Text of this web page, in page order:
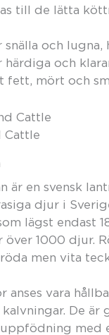
till de lätta
snälla och
härdiga och
fett, mört och
Cattle
är en svensk
djur i
lägst endast
över 1000 djur.
men vita
anses vara
De är
med